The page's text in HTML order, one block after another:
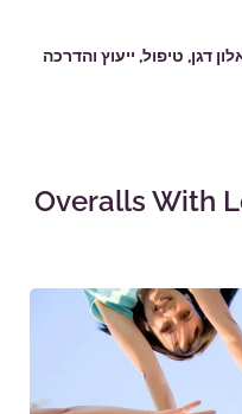
דגן, טיפול, ייעוץ והדרכה
Overalls With